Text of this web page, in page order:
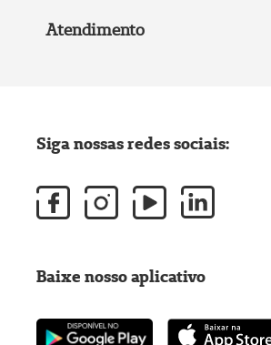
Atendimento
Siga nossas redes sociais:
Baixe nosso aplicativo